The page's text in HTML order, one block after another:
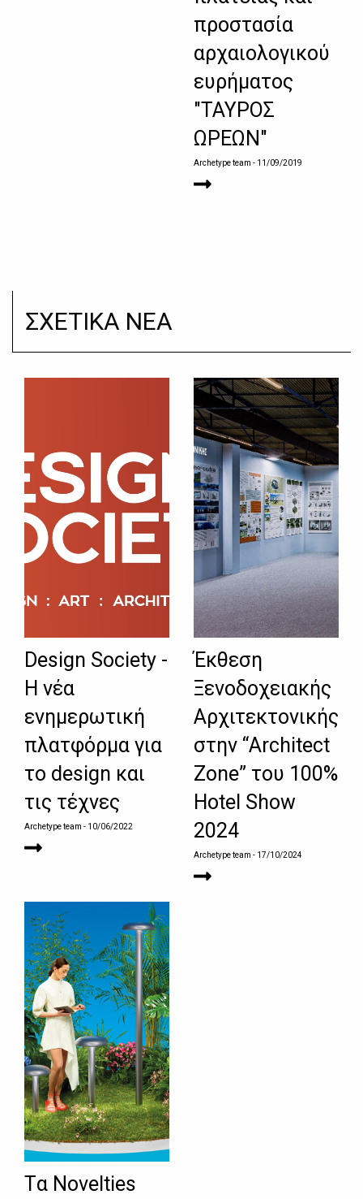
προστασία
αρχαιολογικού
ευρήματος
"ΤΑΥΡΟΣ
ΩΡΕΩΝ"
Archetype team - 11/09/2019
ΣΧΕΤΙΚΑ ΝΕΑ
Design Society -
Η νέα
ενημερωτική
πλατφόρμα για
το design και
τις τέχνες
Archetype team - 10/06/2022
Έκθεση
Ξενοδοχειακής
Αρχιτεκτονικής
στην “Architect
Zone” του 100%
Hotel Show
2024
Archetype team - 17/10/2024
Tα Novelties